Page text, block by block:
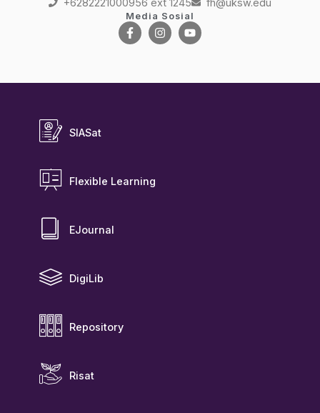
+6282221000956 ext 1245 fh@uksw.edu
Media Sosial
SIASat
Flexible Learning
EJournal
DigiLib
Repository
Risat